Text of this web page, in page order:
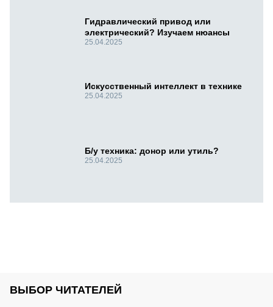
Гидравлический привод или
электрический? Изучаем нюансы
25.04.2025
Искусственный интеллект в технике
25.04.2025
Б/у техника: донор или утиль?
25.04.2025
ВЫБОР ЧИТАТЕЛЕЙ